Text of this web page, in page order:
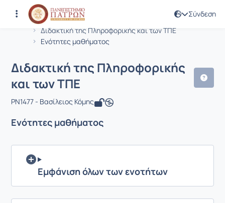
Σύνδεση
Αρχική Σελίδα
Διδακτική της Πληροφορικής και των ΤΠΕ
Ενότητες μαθήματος
Μάθημα : Διδακτική της
Κωδικός : PN1477
Διδακτική της Πληροφορικής
και των ΤΠΕ
PN1477 - Βασίλειος Κόμης
Ενότητες μαθήματος
Εμφάνιση όλων των ενοτήτων